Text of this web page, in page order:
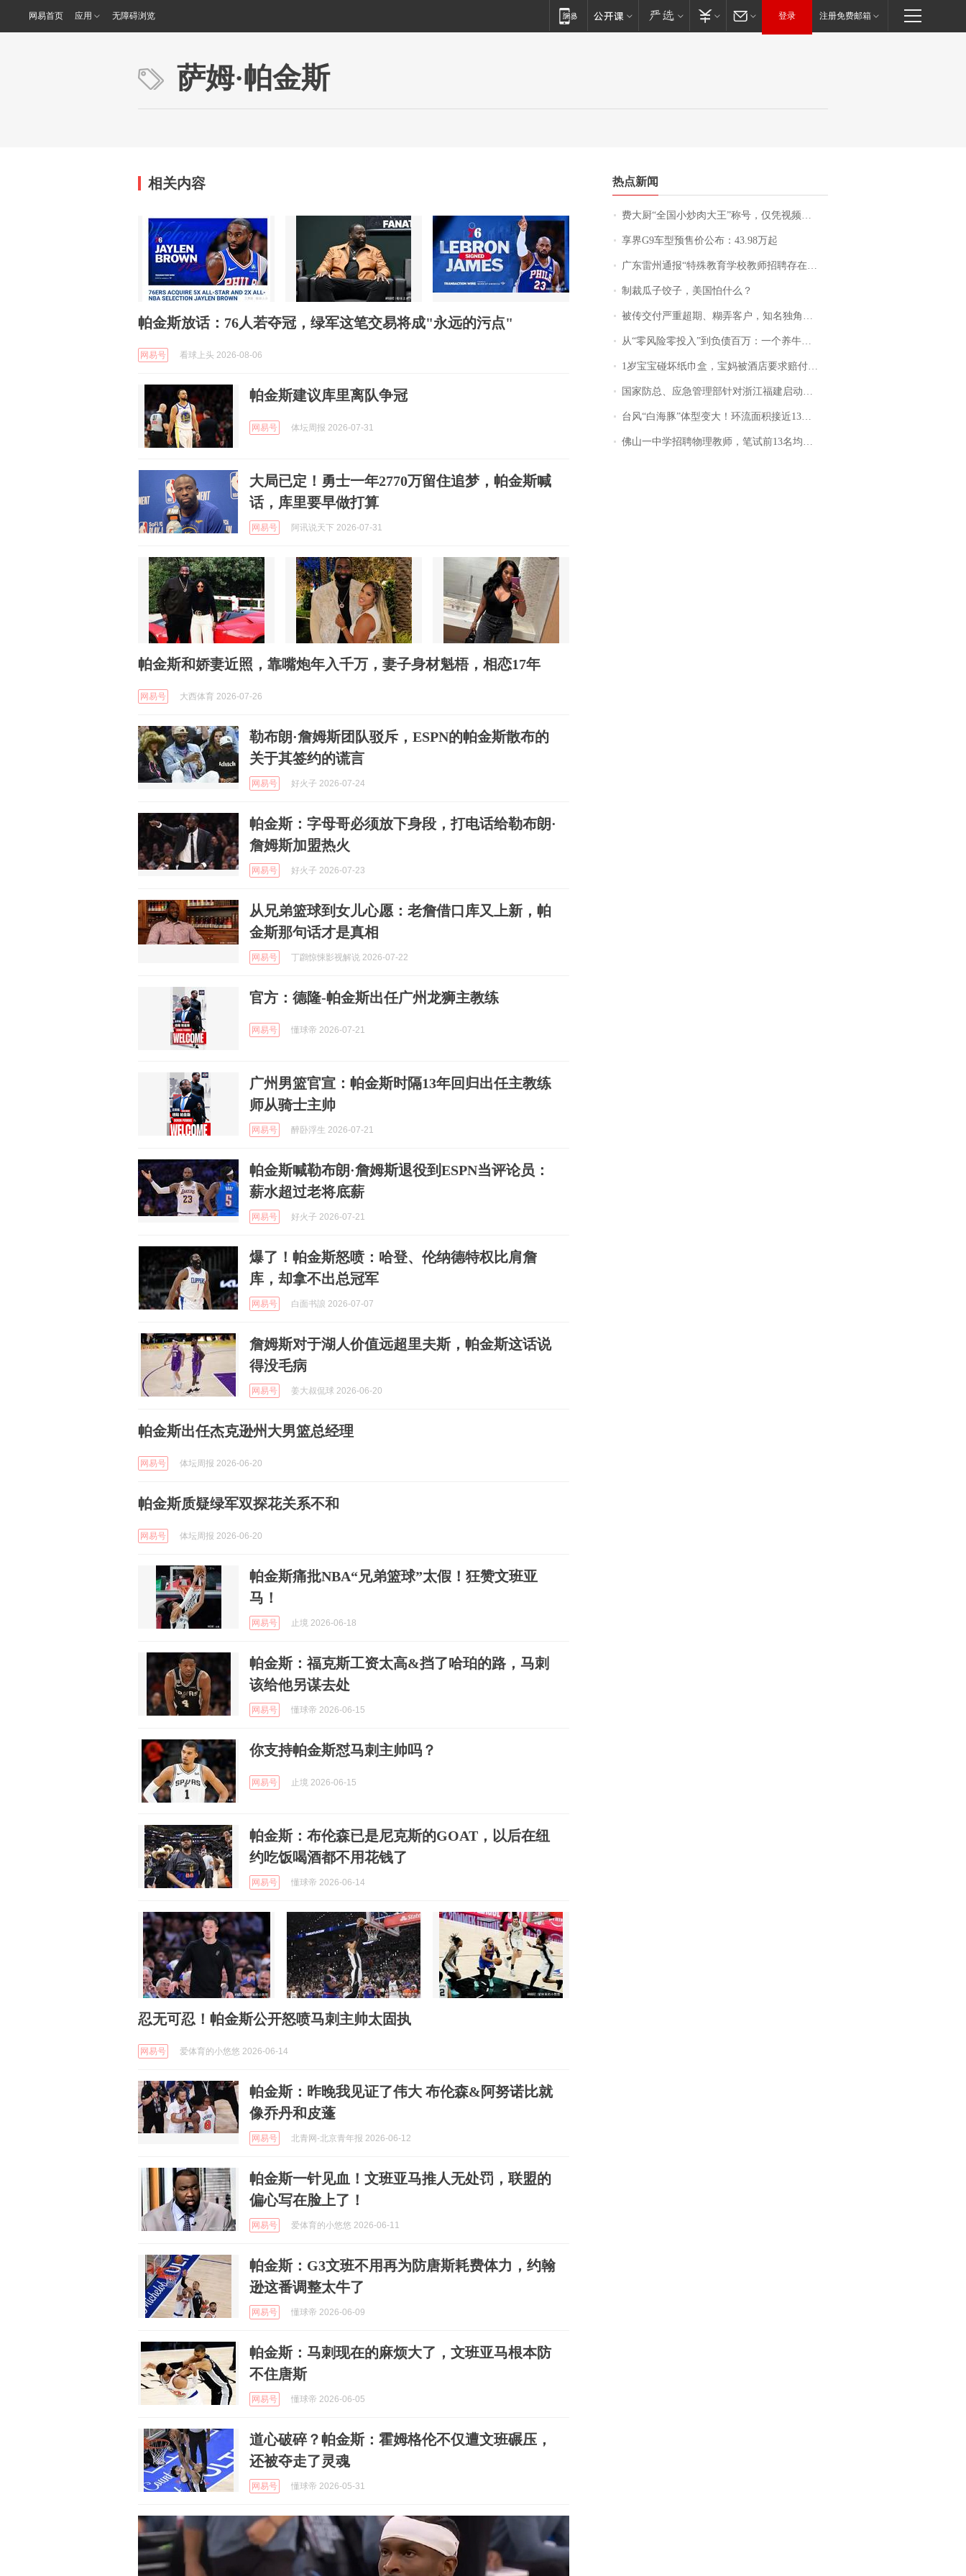
网易首页 应用 无障碍浏览 登录 注册免费邮箱
萨姆·帕金斯
相关内容
帕金斯放话：76人若夺冠，绿军这笔交易将成"永远的污点"
网易号 看球上头 2026-08-06
帕金斯建议库里离队争冠
网易号 体坛周报 2026-07-31
大局已定！勇士一年2770万留住追梦，帕金斯喊
话，库里要早做打算
网易号 阿讯说天下 2026-07-31
帕金斯和娇妻近照，靠嘴炮年入千万，妻子身材魁梧，相恋17年
网易号 大西体育 2026-07-26
勒布朗·詹姆斯团队驳斥，ESPN的帕金斯散布的
关于其签约的谎言
网易号 好火子 2026-07-24
帕金斯：字母哥必须放下身段，打电话给勒布朗·
詹姆斯加盟热火
网易号 好火子 2026-07-23
从兄弟篮球到女儿心愿：老詹借口库又上新，帕
金斯那句话才是真相
网易号 丁鸊惊悚影视解说 2026-07-22
官方：德隆-帕金斯出任广州龙狮主教练
网易号 懂球帝 2026-07-21
广州男篮官宣：帕金斯时隔13年回归出任主教练
师从骑士主帅
网易号 醉卧浮生 2026-07-21
帕金斯喊勒布朗·詹姆斯退役到ESPN当评论员：
薪水超过老将底薪
网易号 好火子 2026-07-21
爆了！帕金斯怒喷：哈登、伦纳德特权比肩詹
库，却拿不出总冠军
网易号 白面书誏 2026-07-07
詹姆斯对于湖人价值远超里夫斯，帕金斯这话说
得没毛病
网易号 姜大叔侃球 2026-06-20
帕金斯出任杰克逊州大男篮总经理
网易号 体坛周报 2026-06-20
帕金斯质疑绿军双探花关系不和
网易号 体坛周报 2026-06-20
帕金斯痛批NBA“兄弟篮球”太假！狂赞文班亚
马！
网易号 止境 2026-06-18
帕金斯：福克斯工资太高&挡了哈珀的路，马刺
该给他另谋去处
网易号 懂球帝 2026-06-15
你支持帕金斯怼马刺主帅吗？
网易号 止境 2026-06-15
帕金斯：布伦森已是尼克斯的GOAT，以后在纽
约吃饭喝酒都不用花钱了
网易号 懂球帝 2026-06-14
忍无可忍！帕金斯公开怒喷马刺主帅太固执
网易号 爱体育的小悠悠 2026-06-14
帕金斯：昨晚我见证了伟大 布伦森&阿努诺比就
像乔丹和皮蓬
网易号 北青网-北京青年报 2026-06-12
帕金斯一针见血！文班亚马推人无处罚，联盟的
偏心写在脸上了！
网易号 爱体育的小悠悠 2026-06-11
帕金斯：G3文班不用再为防唐斯耗费体力，约翰
逊这番调整太牛了
网易号 懂球帝 2026-06-09
帕金斯：马刺现在的麻烦大了，文班亚马根本防
不住唐斯
网易号 懂球帝 2026-06-05
道心破碎？帕金斯：霍姆格伦不仅遭文班碾压，
还被夺走了灵魂
网易号 懂球帝 2026-05-31
热点新闻
费大厨“全国小炒肉大王”称号，仅凭视频评出？中国烹饪协会回应
享界G9车型预售价公布：43.98万起
广东雷州通报“特殊教育学校教师招聘存在违规行为”：已启动问责程序 副校长被停职
制裁瓜子饺子，美国怕什么？
被传交付严重超期、糊弄客户，知名独角兽车企创始人回应：都没证据，将依法采取措施，“本人长期与美国交管局保持沟通，对方表示肯定”
从“零风险零投入”到负债百万：一个养牛项目崩盘后，谁该为农户的贷款买单丨红星调查
1岁宝宝碰坏纸巾盒，宝妈被酒店要求赔付924元！三亚一酒店回复：骨瓷定制！网友一查价格，吵翻了
国家防总、应急管理部针对浙江福建启动防汛防台风四级应急响应
台风“白海豚”体型变大！环流面积接近13个浙江那么大
佛山一中学招聘物理教师，笔试前13名均遭淘汰？教育局：已叫停招聘，成立调查组全面核查